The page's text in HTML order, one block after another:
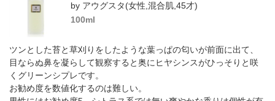
by アウグスタ(女性,混合肌,45才)
100ml
ツンとした苔と草刈りをしたような葉っぱの匂いが前面に出て、
目ならぬ鼻を凝らして観察すると奥にヒヤシンスがひっそりと咲
くグリーンシプレです。
お勧め度を数値化するのは難しい。